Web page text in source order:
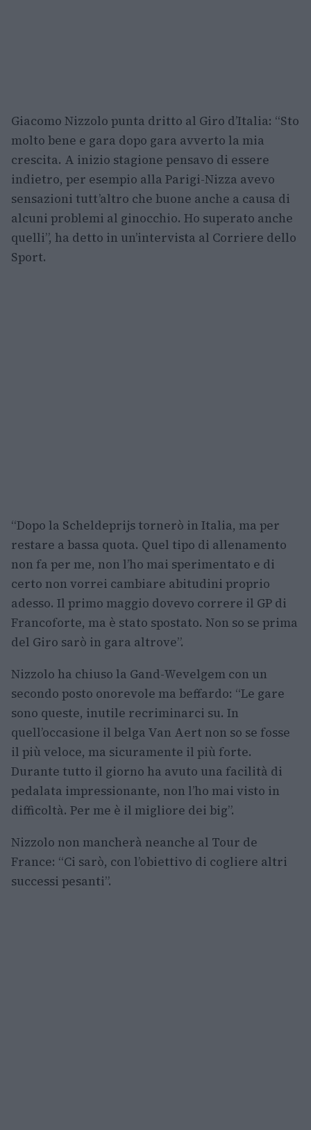
Giacomo Nizzolo punta dritto al Giro d’Italia: “Sto
molto bene e gara dopo gara avverto la mia
crescita. A inizio stagione pensavo di essere
indietro, per esempio alla Parigi-Nizza avevo
sensazioni tutt’altro che buone anche a causa di
alcuni problemi al ginocchio. Ho superato anche
quelli”, ha detto in un’intervista al Corriere dello
Sport.
“Dopo la Scheldeprijs tornerò in Italia, ma per
restare a bassa quota. Quel tipo di allenamento
non fa per me, non l’ho mai sperimentato e di
certo non vorrei cambiare abitudini proprio
adesso. Il primo maggio dovevo correre il GP di
Francoforte, ma è stato spostato. Non so se prima
del Giro sarò in gara altrove”.
Nizzolo ha chiuso la Gand-Wevelgem con un
secondo posto onorevole ma beffardo: “Le gare
sono queste, inutile recriminarci su. In
quell’occasione il belga Van Aert non so se fosse
il più veloce, ma sicuramente il più forte.
Durante tutto il giorno ha avuto una facilità di
pedalata impressionante, non l’ho mai visto in
difficoltà. Per me è il migliore dei big”.
Nizzolo non mancherà neanche al Tour de
France: “Ci sarò, con l’obiettivo di cogliere altri
successi pesanti”.